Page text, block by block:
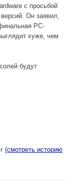
с просьбой
Он заявил,
РС-
хуже, чем
будут
(смотреть историю